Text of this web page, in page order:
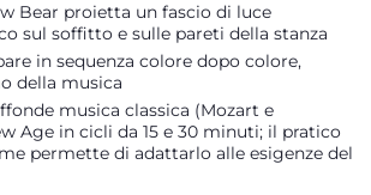
Bear proietta un fascio di luce
sul soffitto e sulle pareti della stanza
in sequenza colore dopo colore,
della musica
musica classica (Mozart e
Age in cicli da 15 e 30 minuti; il pratico
permette di adattarlo alle esigenze del